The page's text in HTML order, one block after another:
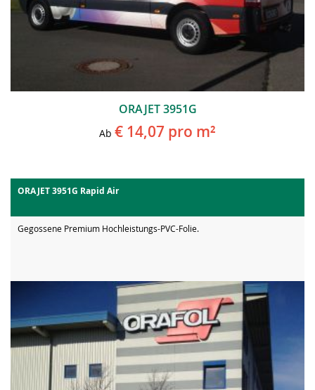
ORAJET 3951G
Ab € 14,07 pro m²
ORAJET 3951G Rapid Air
Gegossene Premium Hochleistungs-PVC-Folie.